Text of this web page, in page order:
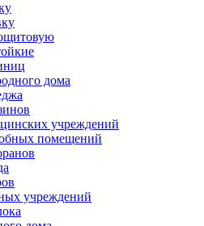
дома
учреждений
помещений
учреждений